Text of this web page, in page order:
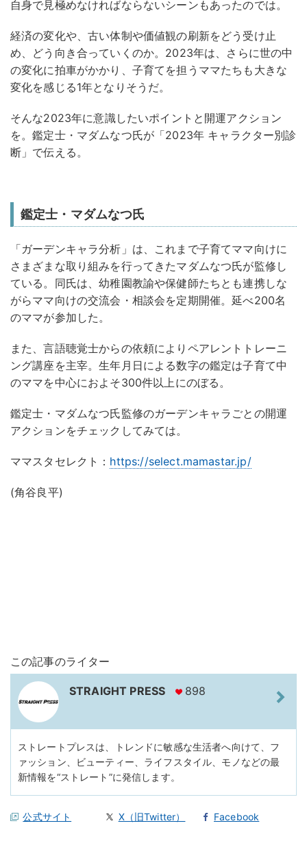
自身で見極めなければならないシーンもあったのでは。
経済の変化や、古い体制や価値観の刷新をどう受け止
め、どう向き合っていくのか。2023年は、さらに世の中
の変化に拍車がかかり、子育てを担うママたちも大きな
変化を感じる1年となりそうだ。
そんな2023年に意識したいポイントと開運アクション
を。鑑定士・マダムなつ氏が「2023年 キャラクター別診
断」で伝える。
鑑定士・マダムなつ氏
「ガーデンキャラ分析」は、これまで子育てママ向けに
さまざまな取り組みを行ってきたマダムなつ氏が監修し
ている。同氏は、幼稚園教諭や保健師たちとも連携しな
がらママ向けの交流会・相談会を定期開催。延べ200名
のママが参加した。
また、言語聴覚士からの依頼によりペアレントトレーニ
ング講座を主宰。生年月日による数字の鑑定は子育て中
のママを中心におよそ300件以上にのぼる。
鑑定士・マダムなつ氏監修のガーデンキャラごとの開運
アクションをチェックしてみては。
ママスタセレクト： https://select.mamastar.jp/
(角谷良平)
この記事のライター
STRAIGHT PRESS 898
ストレートプレスは、トレンドに敏感な生活者へ向けて、フ
ァッション、ビューティー、ライフスタイル、モノなどの最
新情報を“ストレート”に発信します。
公式サイト X（旧Twitter） Facebook